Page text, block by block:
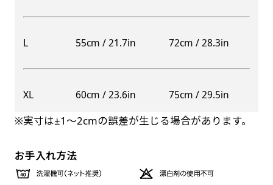
L 55cm / 21.7in 72cm / 28.3in
XL 60cm / 23.6in 75cm / 29.5in
※実寸は±1〜2cmの誤差が生じる場合があります。
お手入れ方法
自由入力(60x180以内)
お好みのサイズで縦幕・横幕の作成が可能です。
あんな場所こんな場所お好みのサイズでお好みの
（※cm単位での指定でおねがいいたします。）
けて疑似的にのれんのような幕をつくります。お
レギュラースリムのれん
防炎加工（納期+1営業日）［ +540円 ］
のぼり旗の防炎加工は、消防法で定められてい
ます。防炎加工によってのぼり旗が炎に触れても
燃えにくくなります。（燃えるというより溶け